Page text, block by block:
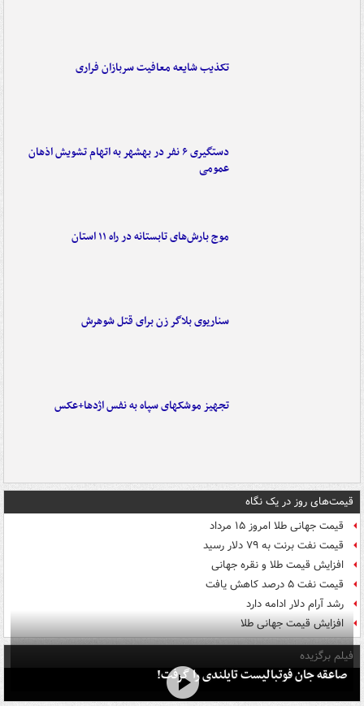
تکذیب شایعه معافیت سربازان فراری
دستگیری ۶ نفر در بهشهر به اتهام تشویش اذهان
عمومی
موج بارش‌های تابستانه در راه ۱۱ استان
سناریوی بلاگر زن برای قتل شوهرش
تجهیز موشکهای سپاه به نفس اژدها+عکس
قیمت‌های روز در یک نگاه
قیمت جهانی طلا امروز ۱۵ مرداد
قیمت نفت برنت به ۷۹ دلار رسید
افزایش قیمت طلا و نقره جهانی
قیمت نفت ۵ درصد کاهش یافت
رشد آرام دلار ادامه دارد
افزایش قیمت جهانی طلا
فیلم برگزیده
صاعقه جان فوتبالیست تایلندی را گرفت!